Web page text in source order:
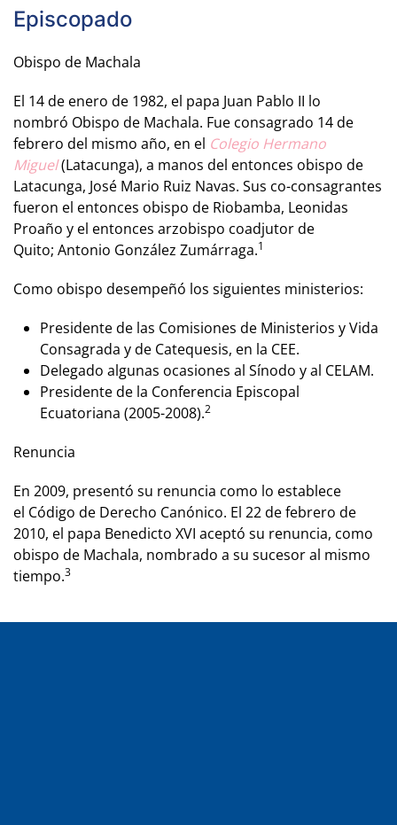
Episcopado
Obispo de Machala
El 14 de enero de 1982, el papa Juan Pablo II lo
nombró Obispo de Machala. Fue consagrado 14 de
febrero del mismo año, en el Colegio Hermano
Miguel(Latacunga), a manos del entonces obispo de
Latacunga, José Mario Ruiz Navas. Sus co-consagrantes
fueron el entonces obispo de Riobamba, Leonidas
Proaño y el entonces arzobispo coadjutor de
Quito; Antonio González Zumárraga.1
Como obispo desempeñó los siguientes ministerios:
Presidente de las Comisiones de Ministerios y Vida
Consagrada y de Catequesis, en la CEE.
Delegado algunas ocasiones al Sínodo y al CELAM.
Presidente de la Conferencia Episcopal
Ecuatoriana (2005-2008).2
Renuncia
En 2009, presentó su renuncia como lo establece
el Código de Derecho Canónico. El 22 de febrero de
2010, el papa Benedicto XVI aceptó su renuncia, como
obispo de Machala, nombrado a su sucesor al mismo
tiempo.3